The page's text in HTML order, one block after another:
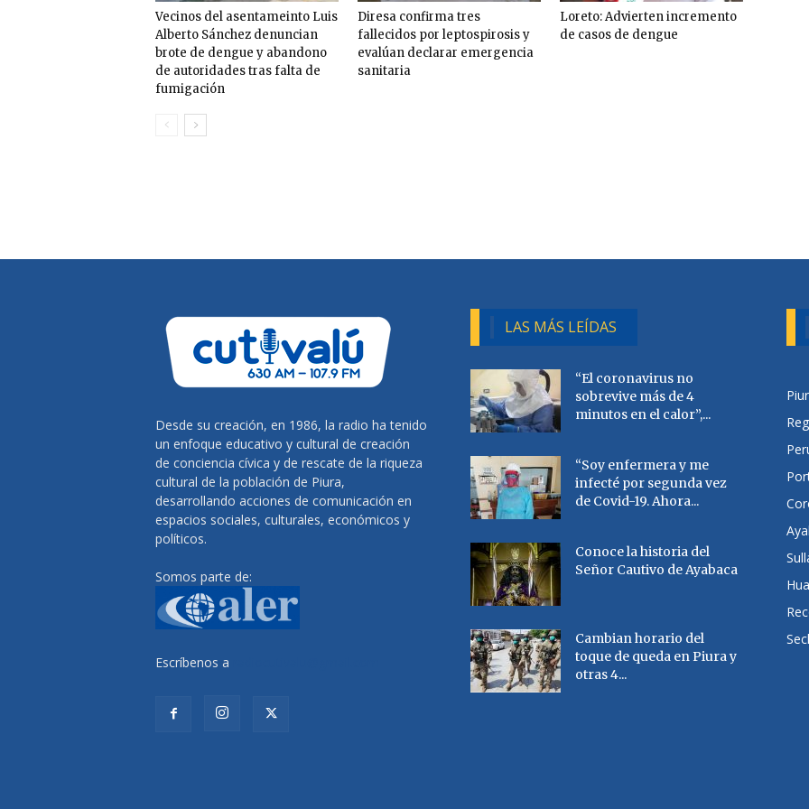
Vecinos del asentameinto Luis
Alberto Sánchez denuncian
brote de dengue y abandono
de autoridades tras falta de
fumigación
Diresa confirma tres
fallecidos por leptospirosis y
evalúan declarar emergencia
sanitaria
Loreto: Advierten incremento
de casos de dengue
Desde su creación, en 1986, la radio ha tenido
un enfoque educativo y cultural de creación
de conciencia cívica y de rescate de la riqueza
cultural de la población de Piura,
desarrollando acciones de comunicación en
espacios sociales, culturales, económicos y
políticos.
Somos parte de:
Escríbenos a
LAS MÁS LEÍDAS
“El coronavirus no
sobrevive más de 4
minutos en el calor”,...
“Soy enfermera y me
infecté por segunda vez
de Covid-19. Ahora...
Conoce la historia del
Señor Cautivo de Ayabaca
Cambian horario del
toque de queda en Piura y
otras 4...